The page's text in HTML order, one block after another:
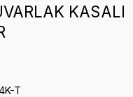
KASALI
T